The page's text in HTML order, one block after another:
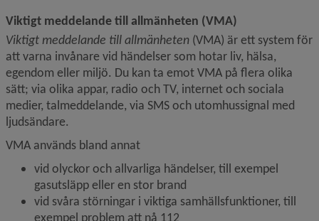
Viktigt meddelande till allmänheten (VMA)
Viktigt meddelande till allmänheten (VMA) är ett system för
att varna invånare vid händelser som hotar liv, hälsa,
egendom eller miljö. Du kan ta emot VMA på flera olika
sätt; via olika appar, radio och TV, internet och sociala
medier, talmeddelande, via SMS och utomhussignal med
ljudsändare.
VMA används bland annat
vid olyckor och allvarliga händelser, till exempel
gasutsläpp eller en stor brand
vid svåra störningar i viktiga samhällsfunktioner, till
exempel problem att nå 112